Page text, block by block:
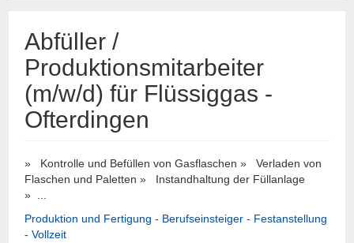
Abfüller /
Produktionsmitarbeiter
(m/w/d) für Flüssiggas -
Ofterdingen
» Kontrolle und Befüllen von Gasflaschen » Verladen von
Flaschen und Paletten » Instandhaltung der Füllanlage
» ...
Produktion und Fertigung - Berufseinsteiger - Festanstellung
- Vollzeit